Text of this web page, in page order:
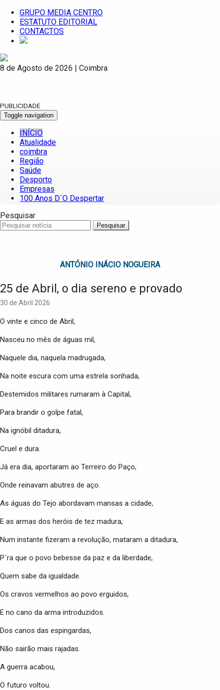
GRUPO MEDIA CENTRO
ESTATUTO EDITORIAL
CONTACTOS
8 de Agosto de 2026 | Coimbra
PUBLICIDADE
Toggle navigation
INÍCIO
Atualidade
coimbra
Região
Saúde
Desporto
Empresas
100 Anos D´O Despertar
Pesquisar
Pesquisar
ANTÓNIO INÁCIO NOGUEIRA
25 de Abril, o dia sereno e provado
30 de Abril 2026
O vinte e cinco de Abril,
Nasceu no mês de águas mil,
Naquele dia, naquela madrugada,
Na noite escura com uma estrela sonhada,
Destemidos militares rumaram à Capital,
Para brandir o golpe fatal,
Na ignóbil ditadura,
Cruel e dura.
Já era dia, aportaram ao Terreiro do Paço,
Onde reinavam abutres de aço.
As águas do Tejo abordavam mansas a cidade,
E as armas dos heróis de tez madura,
Num instante fizeram a revolução, mataram a ditadura,
P´ra que o povo bebesse da paz e da liberdade,
Quem sabe da igualdade.
Os cravos vermelhos ao povo erguidos,
E no cano da arma introduzidos.
Dos canos das espingardas,
Não sairão mais rajadas.
A guerra acabou,
O futuro voltou.